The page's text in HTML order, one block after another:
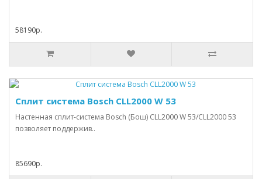
58190р.
Сплит система Bosch CLL2000 W 53
Настенная сплит-система Bosch (Бош) CLL2000 W 53/CLL2000 53
позволяет поддержив..
85690р.